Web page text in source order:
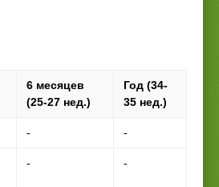
6 месяцев
(25-27 нед.)
Год (34-
35 нед.)
- -
- -